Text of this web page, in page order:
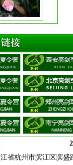
术！
省杭州市滨江区滨